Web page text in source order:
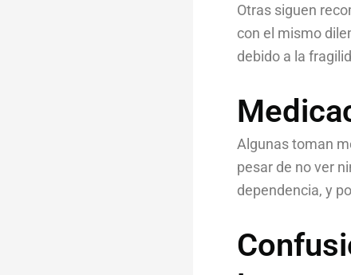
Otras siguen
con el mismo
debido a la
Algunas toman
pesar de no ver
dependencia, y